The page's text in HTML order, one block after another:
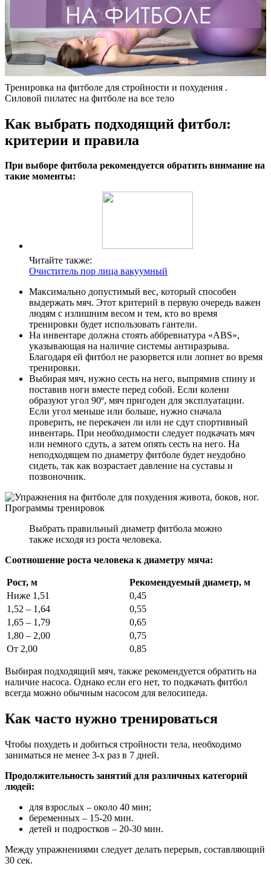
Тренировка на фитболе для стройности и похудения .
Силовой пилатес на фитболе на все тело
Как выбрать подходящий фитбол:
критерии и правила
При выборе фитбола рекомендуется обратить внимание на
такие моменты:
Читайте также:
Очиститель пор лица вакуумный
Максимально допустимый вес, который способен
выдержать мяч. Этот критерий в первую очередь важен
людям с излишним весом и тем, кто во время
тренировки будет использовать гантели.
На инвентаре должна стоять аббревиатура «ABS»,
указывающая на наличие системы антиразрыва.
Благодаря ей фитбол не разорвется или лопнет во время
тренировки.
Выбирая мяч, нужно сесть на него, выпрямив спину и
поставив ноги вместе перед собой. Если колени
образуют угол 90º, мяч пригоден для эксплуатации.
Если угол меньше или больше, нужно сначала
проверить, не перекачен ли или не сдут спортивный
инвентарь. При необходимости следует подкачать мяч
или немного сдуть, а затем опять сесть на него. На
неподходящем по диаметру фитболе будет неудобно
сидеть, так как возрастает давление на суставы и
позвоночник.
Выбрать правильный диаметр фитбола можно
также исходя из роста человека.
Соотношение роста человека к диаметру мяча:
Рост, м
Рекомендуемый диаметр, м
Ниже 1,51
0,45
1,52 – 1,64
0,55
1,65 – 1,79
0,65
1,80 – 2,00
0,75
От 2,00
0,85
Выбирая подходящий мяч, также рекомендуется обратить на
наличие насоса. Однако если его нет, то подкачать фитбол
всегда можно обычным насосом для велосипеда.
Как часто нужно тренироваться
Чтобы похудеть и добиться стройности тела, необходимо
заниматься не менее 3-х раз в 7 дней.
Продолжительность занятий для различных категорий
людей:
для взрослых – около 40 мин;
беременных – 15-20 мин.
детей и подростков – 20-30 мин.
Между упражнениями следует делать перерыв, составляющий
30 сек.